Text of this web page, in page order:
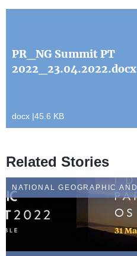
PR_NG Summit PT
2022_23.04.2022.docx
docx |45.6 KB
Related Stories